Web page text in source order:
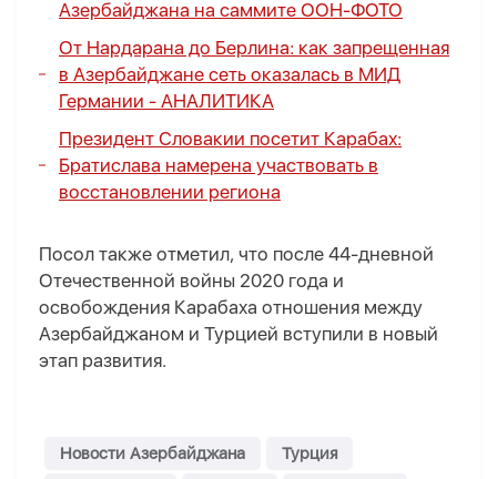
Азербайджана на саммите ООН-ФОТО
От Нардарана до Берлина: как запрещенная
в Азербайджане сеть оказалась в МИД
Германии - АНАЛИТИКА
Президент Словакии посетит Карабах:
Братислава намерена участвовать в
восстановлении региона
Посол также отметил, что после 44-дневной
Отечественной войны 2020 года и
освобождения Карабаха отношения между
Азербайджаном и Турцией вступили в новый
этап развития.
Новости Азербайджана
Турция